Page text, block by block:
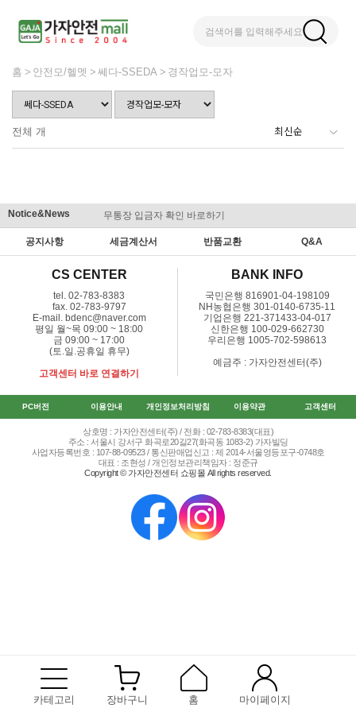
검색어를 입력해주세요
카테고리 장바구니 홈 마이페이지
홈 안전모/헬멧 쎄다-SSEDA 경작업모-모자
전체 개
Notice&News 무통장 입금자 확인 바로하기
공지사항 세금계산서 반품교환 Q&A
CS CENTER
tel. 02-783-8383
fax. 02-783-9797
E-mail. bdenc@naver.com
평일 월~목 09:00 ~ 18:00
금 09:00 ~ 17:00
(토.일.공휴일 휴무)
고객센터 바로 연결하기
BANK INFO
국민은행 816901-04-198109
NH농협은행 301-0140-6735-11
기업은행 221-371433-04-017
신한은행 100-029-662730
우리은행 1005-702-598613
예금주 : 가자안전센터(주)
PC버전 이용안내 개인정보처리방침 이용약관 고객센터
상호명 : 가자안전센터(주) / 전화 : 02-783-8383(대표)
주소 : 서울시 강서구 화곡로20길27(화곡동 1083-2) 가자빌딩
사업자등록번호 : 107-88-09523 / 통신판매업신고 : 제 2014-서울영등포구-0748호
대표 : 조현성 / 개인정보관리책임자 : 정준규
Copyright © 가자안전센터 쇼핑몰 All rights reserved.